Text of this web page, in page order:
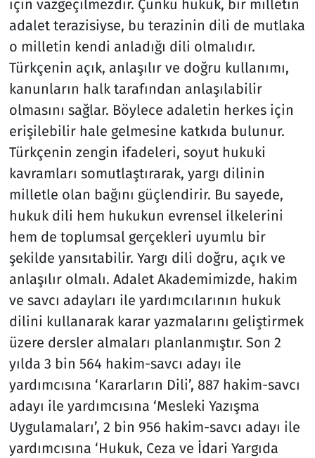
için vazgeçilmezdir. Çünkü hukuk, bir milletin
adalet terazisiyse, bu terazinin dili de mutlaka
o milletin kendi anladığı dili olmalıdır.
Türkçenin açık, anlaşılır ve doğru kullanımı,
kanunların halk tarafından anlaşılabilir
olmasını sağlar. Böylece adaletin herkes için
erişilebilir hale gelmesine katkıda bulunur.
Türkçenin zengin ifadeleri, soyut hukuki
kavramları somutlaştırarak, yargı dilinin
milletle olan bağını güçlendirir. Bu sayede,
hukuk dili hem hukukun evrensel ilkelerini
hem de toplumsal gerçekleri uyumlu bir
şekilde yansıtabilir. Yargı dili doğru, açık ve
anlaşılır olmalı. Adalet Akademimizde, hakim
ve savcı adayları ile yardımcılarının hukuk
dilini kullanarak karar yazmalarını geliştirmek
üzere dersler almaları planlanmıştır. Son 2
yılda 3 bin 564 hakim-savcı adayı ile
yardımcısına ‘Kararların Dili’, 887 hakim-savcı
adayı ile yardımcısına ‘Mesleki Yazışma
Uygulamaları’, 2 bin 956 hakim-savcı adayı ile
yardımcısına ‘Hukuk, Ceza ve İdari Yargıda